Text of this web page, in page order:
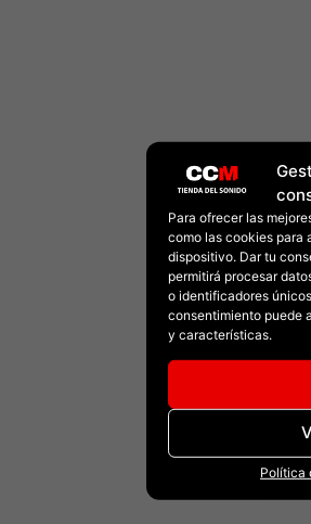
Para ofrecer las
como las cookies para
dispositivo. Dar tu
permitirá procesar
o identificadores
consentimiento puede
y características.
Política